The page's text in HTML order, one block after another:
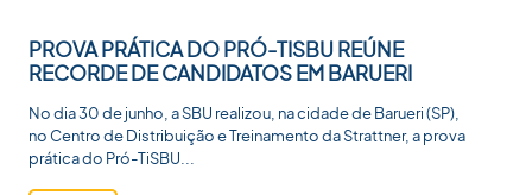
PROVA PRÁTICA DO PRÓ-TISBU REÚNE
RECORDE DE CANDIDATOS EM BARUERI
No dia 30 de junho, a SBU realizou, na cidade de Barueri (SP),
no Centro de Distribuição e Treinamento da Strattner, a prova
prática do Pró-TiSBU...